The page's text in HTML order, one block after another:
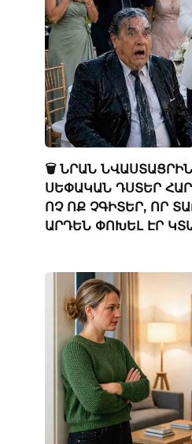
🗑️ ՆՐԱՆ
ՍԵՓԱԿԱՆ ԴՍՏԵՐ
ՈՉ ՈՔ ՉԳԻՏԵՐ, ՈՐ
ԱՐԴԵՆ ՓՈԽԵԼ ԷՐ